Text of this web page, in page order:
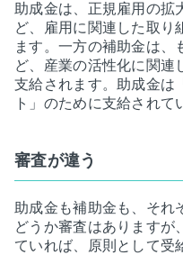
助成金は、正規雇用の拡
ど、雇用に関連した取り
ます。一方の補助金は、
ど、産業の活性化に関連
支給されます。助成金は
ト」のために支給されて
審査が違う
助成金も補助金も、それ
どうか審査はありますが
ていれば、原則として受